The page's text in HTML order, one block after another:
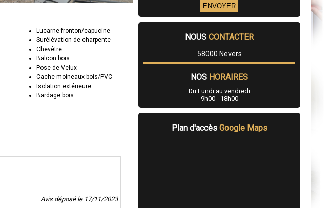
Lucarne fronton/capucine
Surélévation de charpente
Chevêtre
Balcon bois
Pose de Velux
Cache moineaux bois/PVC
Isolation extérieure
Bardage bois
Avis déposé le 17/11/2023
NOUS CONTACTER
58000 Nevers
NOS HORAIRES
Du Lundi au vendredi
9h00 - 18h00
Plan d'accès Google Maps